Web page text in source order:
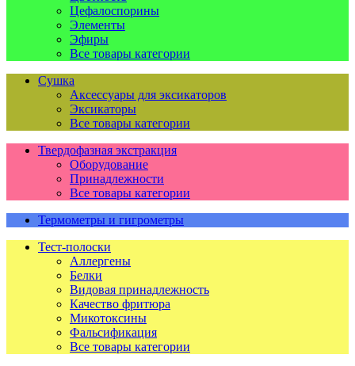
Цефалоспорины
Элементы
Эфиры
Все товары категории
Сушка
Аксессуары для эксикаторов
Эксикаторы
Все товары категории
Твердофазная экстракция
Оборудование
Принадлежности
Все товары категории
Термометры и гигрометры
Тест-полоски
Аллергены
Белки
Видовая принадлежность
Качество фритюра
Микотоксины
Фальсификация
Все товары категории